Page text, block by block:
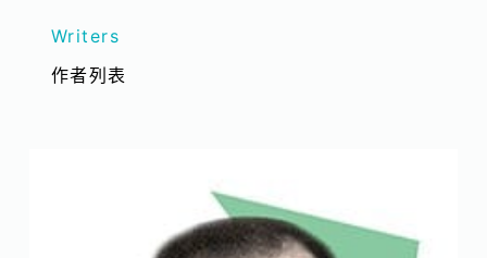
Writers
作者列表